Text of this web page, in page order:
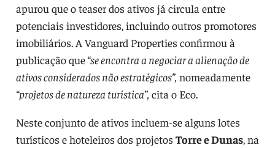
apurou que o teaser dos ativos já circula entre
potenciais investidores, incluindo outros promotores
imobiliários. A Vanguard Properties confirmou à
publicação que“se encontra a negociar a alienação de
ativos considerados não estratégicos”, nomeadamente
“projetos de natureza turística”, cita o Eco.
Neste conjunto de ativos incluem-se alguns lotes
turísticos e hoteleiros dos projetos Torre e Dunas, na